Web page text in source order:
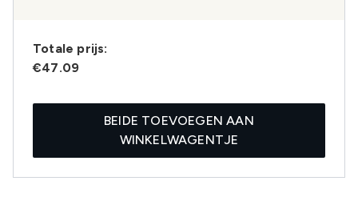
Totale prijs:
€47.09
BEIDE TOEVOEGEN AAN
WINKELWAGENTJE